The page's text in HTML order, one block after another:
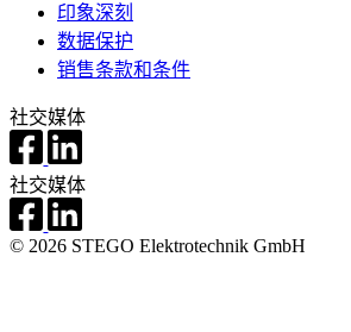
印象深刻
数据保护
销售条款和条件
社交媒体
社交媒体
© 2026 STEGO Elektrotechnik GmbH